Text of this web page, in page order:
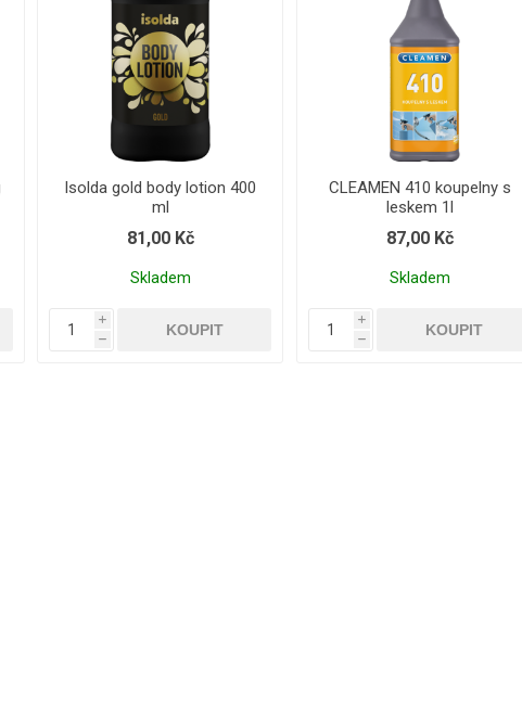
Isolda gold body lotion 400
ml
81,00 Kč
Skladem
i
h
CLEAMEN 410 koupelny s
leskem 1l
87,00 Kč
Skladem
i
h